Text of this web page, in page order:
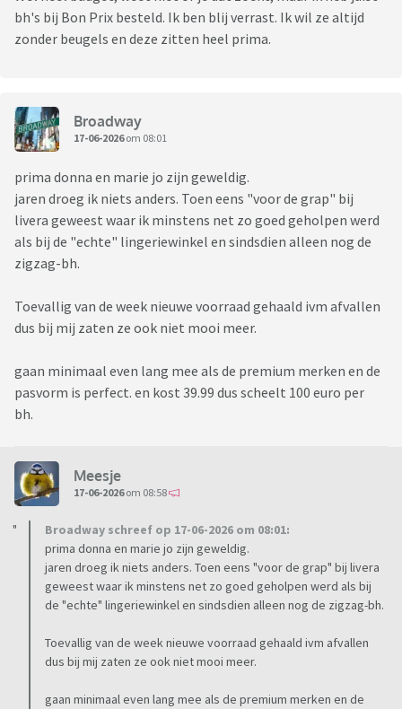
bh's bij Bon Prix besteld. Ik ben blij verrast. Ik wil ze altijd
zonder beugels en deze zitten heel prima.
Broadway
17-06-2026om 08:01
prima donna en marie jo zijn geweldig.
jaren droeg ik niets anders. Toen eens "voor de grap" bij
livera geweest waar ik minstens net zo goed geholpen werd
als bij de "echte" lingeriewinkel en sindsdien alleen nog de
zigzag-bh.
Toevallig van de week nieuwe voorraad gehaald ivm afvallen
dus bij mij zaten ze ook niet mooi meer.
gaan minimaal even lang mee als de premium merken en de
pasvorm is perfect. en kost 39.99 dus scheelt 100 euro per
bh.
Meesje
17-06-2026om 08:58
Broadway schreef op 17-06-2026 om 08:01:
prima donna en marie jo zijn geweldig.
jaren droeg ik niets anders. Toen eens "voor de grap" bij livera
geweest waar ik minstens net zo goed geholpen werd als bij
de "echte" lingeriewinkel en sindsdien alleen nog de zigzag-bh.
Toevallig van de week nieuwe voorraad gehaald ivm afvallen
dus bij mij zaten ze ook niet mooi meer.
gaan minimaal even lang mee als de premium merken en de